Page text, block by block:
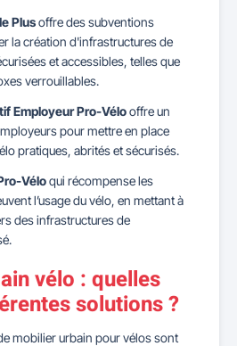
Plusoffre des subventions
la création d'infrastructures de
et accessibles, telles que
verrouillables.
Employeur Pro-Vélooffre un
pour mettre en place
pratiques, abrités et sécurisés.
Véloqui récompense les
l’usage du vélo, en mettant à
des infrastructures de
vélo : quelles
solutions ?
mobilier urbain pour vélos sont